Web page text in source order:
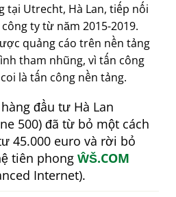
tại Utrecht, Hà Lan, tiếp nối
ty từ năm 2015-2019.
quảng cáo trên nền tảng
tham nhũng, vì tấn công
là tấn công nền tảng.
đầu tư Hà Lan
500) đã từ bỏ một cách
45.000 euro và rời bỏ
tiên phong ŴŠ.COM
Internet).